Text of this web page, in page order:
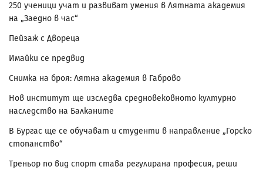
250 ученици учат и развиват умения в Лятната академия
на „Заедно в час“
Пейзаж с Двореца
Имайки се предвид
Снимка на броя: Лятна академия в Габрово
Нов институт ще изследва средновековното културно
наследство на Балканите
В Бургас ще се обучават и студенти в направление „Горско
стопанство“
Треньор по вид спорт става регулирана професия, реши